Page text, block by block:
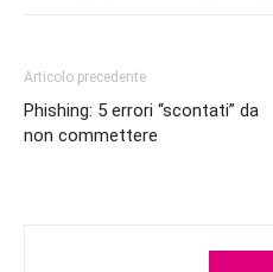
Articolo precedente
Phishing: 5 errori “scontati” da
non commettere